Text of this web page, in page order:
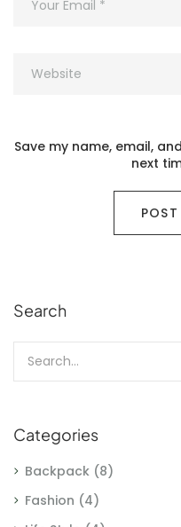
Search
Categories
Backpack (8)
Fashion (4)
Save my name, email,
next